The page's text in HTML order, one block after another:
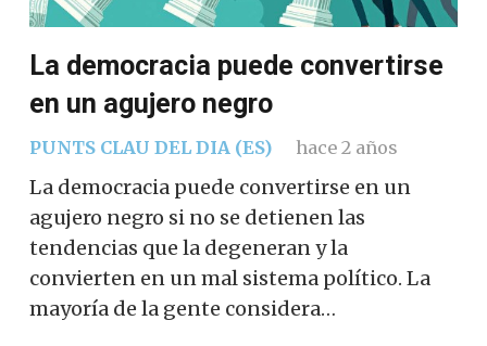
La democracia puede convertirse
en un agujero negro
PUNTS CLAU DEL DIA (ES) hace 2 años
La democracia puede convertirse en un
agujero negro si no se detienen las
tendencias que la degeneran y la
convierten en un mal sistema político. La
mayoría de la gente considera…